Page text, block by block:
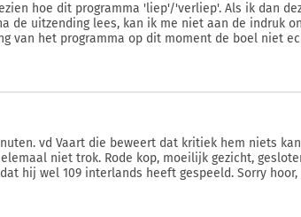
hoe dit programma 'liep'/'verliep'. Als ik dan
de uitzending lees, kan ik me niet aan de indruk
van het programma op dit moment de boel niet
vd Vaart die beweert dat kritiek hem niets
niet trok. Rode kop, moeilijk gezicht,
hij wel 109 interlands heeft gespeeld. Sorry